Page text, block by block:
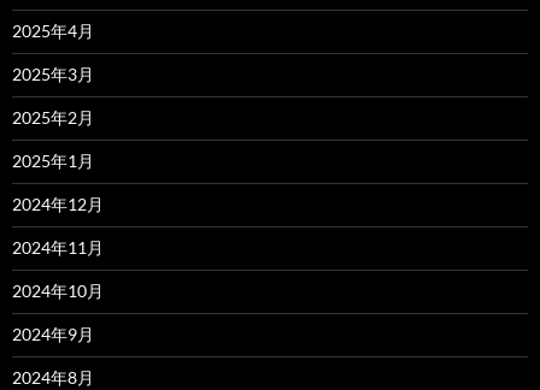
2025年4月
2025年3月
2025年2月
2025年1月
2024年12月
2024年11月
2024年10月
2024年9月
2024年8月